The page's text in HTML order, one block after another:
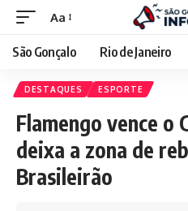
Aa
São Gonçalo Rio de Janeiro
DESTAQUES ESPORTE
Flamengo vence o
deixa a zona de
Brasileirão